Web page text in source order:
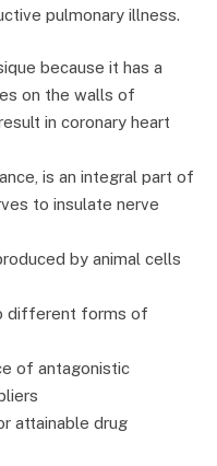
pulmonary illness.
because it has a
on the walls of
in coronary heart
is an integral part of
to insulate nerve
by animal cells
different forms of
of antagonistic
attainable drug